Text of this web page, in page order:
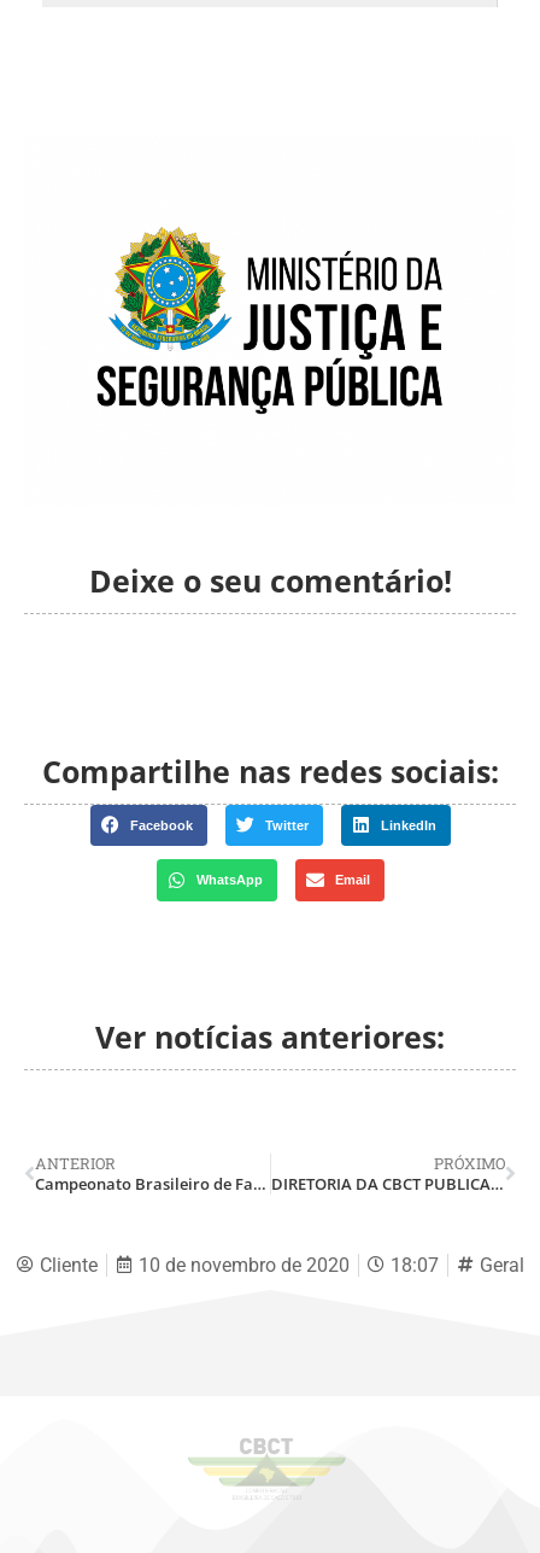
Deixe o seu comentário!
Compartilhe nas redes sociais:
Facebook Twitter LinkedIn
WhatsApp Email
Ver notícias anteriores:
ANTERIOR
Campeonato Brasileiro de Fan 32 acontece neste mês na Região Metropolitana de Curitiba
PRÓXIMO
DIRETORIA DA CBCT PUBLICA PRINCIPAIS MUDANÇAS NO REGULAMENTO PARA 2021
Cliente 10 de novembro de 2020 18:07 Geral